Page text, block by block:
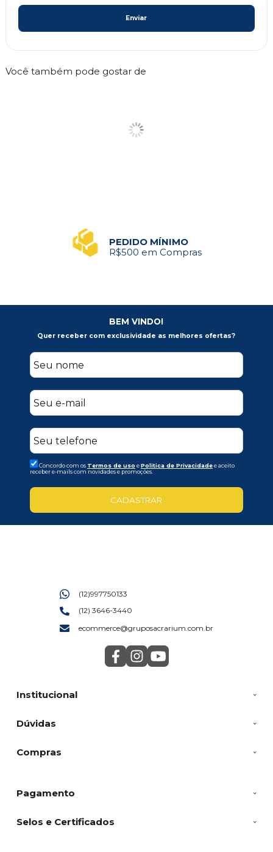
Enviar
Você também pode gostar de
PEDIDO MÍNIMO
R$500 em Compras
BEM VINDO!
Quer receber com exclusividade as melhores ofertas?
Concordo com os Termos de uso ePolitica de Privacidadee aceito
receber e-mails com novidades e promoções.
CADASTRAR
Institucional
Dúvidas
Compras
(12)997750133
(12) 3646-3440
ecommerce@gruposacrarium.com.br
Pagamento
Selos e Certificados